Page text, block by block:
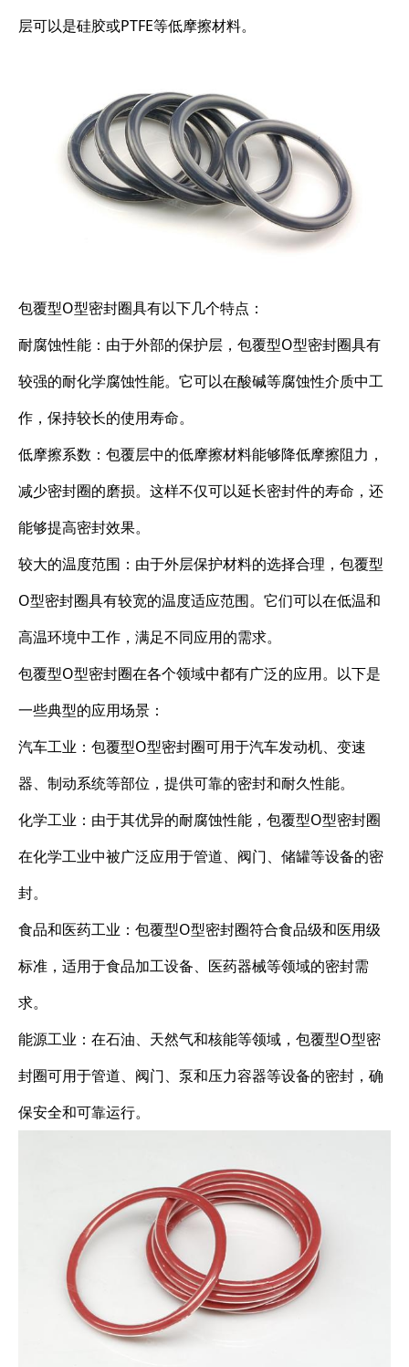
层可以是硅胶或PTFE等低摩擦材料。
包覆型O型密封圈具有以下几个特点：
耐腐蚀性能：由于外部的保护层，包覆型O型密封圈具有
较强的耐化学腐蚀性能。它可以在酸碱等腐蚀性介质中工
作，保持较长的使用寿命。
低摩擦系数：包覆层中的低摩擦材料能够降低摩擦阻力，
减少密封圈的磨损。这样不仅可以延长密封件的寿命，还
能够提高密封效果。
较大的温度范围：由于外层保护材料的选择合理，包覆型
O型密封圈具有较宽的温度适应范围。它们可以在低温和
高温环境中工作，满足不同应用的需求。
包覆型O型密封圈在各个领域中都有广泛的应用。以下是
一些典型的应用场景：
汽车工业：包覆型O型密封圈可用于汽车发动机、变速
器、制动系统等部位，提供可靠的密封和耐久性能。
化学工业：由于其优异的耐腐蚀性能，包覆型O型密封圈
在化学工业中被广泛应用于管道、阀门、储罐等设备的密
封。
食品和医药工业：包覆型O型密封圈符合食品级和医用级
标准，适用于食品加工设备、医药器械等领域的密封需
求。
能源工业：在石油、天然气和核能等领域，包覆型O型密
封圈可用于管道、阀门、泵和压力容器等设备的密封，确
保安全和可靠运行。